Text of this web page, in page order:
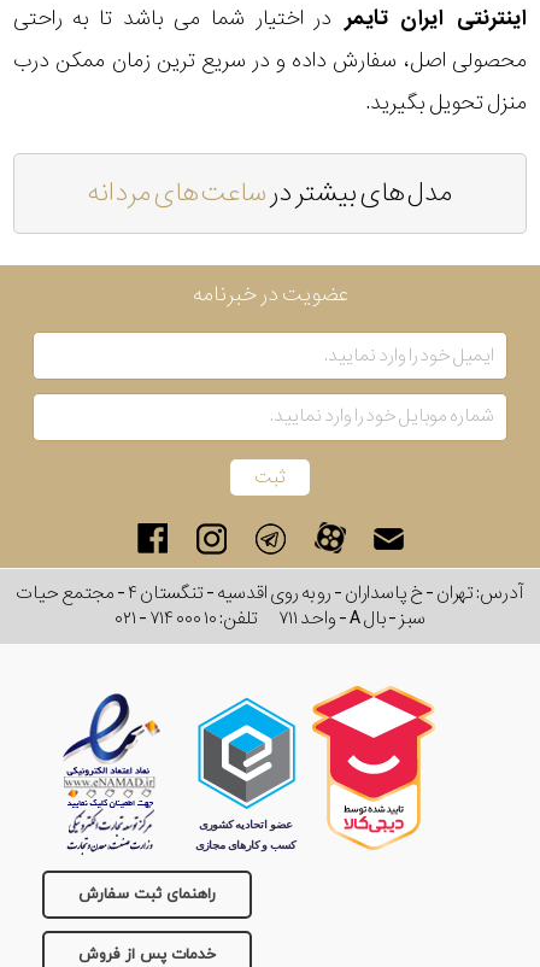
اینترنتی ایران تایمر در اختیار شما می باشد تا به راحتی
محصولی اصل، سفارش داده و در سریع ترین زمان ممکن درب
منزل تحویل بگیرید.
مدل های بیشتر درساعت های مردانه
عضویت در خبرنامه
آدرس: تهران - خ پاسداران - رو به روی اقدسیه - تنگستان ۴ - مجتمع حیات
سبز - بال A - واحد ۷۱۱
تلفن:۰۲۱ - ۷۱۴ ۰۰۰ ۱۰
راهنمای ثبت سفارش
خدمات پس از فروش